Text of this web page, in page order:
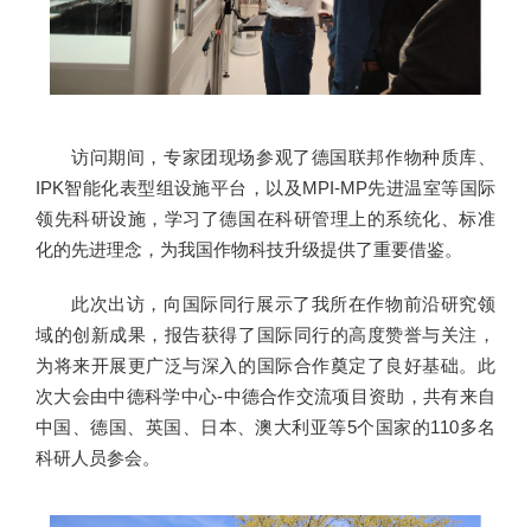
访问期间，专家团现场参观了德国联邦作物种质库、
IPK智能化表型组设施平台，以及MPI-MP先进温室等国际
领先科研设施，学习了德国在科研管理上的系统化、标准
化的先进理念，为我国作物科技升级提供了重要借鉴。
此次出访，向国际同行展示了我所在作物前沿研究领
域的创新成果，报告获得了国际同行的高度赞誉与关注，
为将来开展更广泛与深入的国际合作奠定了良好基础。此
次大会由中德科学中心-中德合作交流项目资助，共有来自
中国、德国、英国、日本、澳大利亚等5个国家的110多名
科研人员参会。